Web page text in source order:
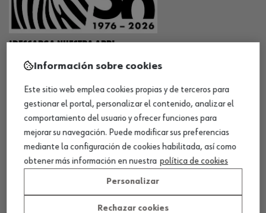
¡DESCARGA NUESTRA APP!
MÉTODOS DE PAGO
¡SÍGUENOS!
Información sobre cookies
Este sitio web emplea cookies propias y de terceros para
gestionar el portal, personalizar el contenido, analizar el
comportamiento del usuario y ofrecer funciones para
mejorar su navegación. Puede modificar sus preferencias
mediante la configuración de cookies habilitada, así como
obtener más información en nuestra política de cookies
Personalizar
Rechazar cookies